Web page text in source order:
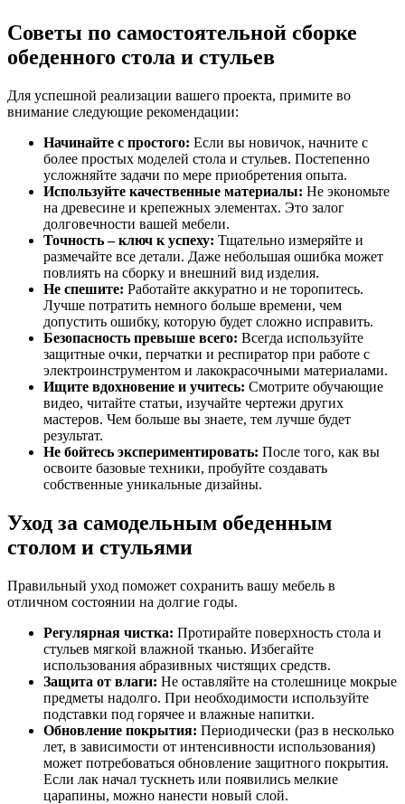
Советы по самостоятельной сборке
обеденного стола и стульев
Для успешной реализации вашего проекта, примите во
внимание следующие рекомендации:
Начинайте с простого: Если вы новичок, начните с
более простых моделей стола и стульев. Постепенно
усложняйте задачи по мере приобретения опыта.
Используйте качественные материалы: Не экономьте
на древесине и крепежных элементах. Это залог
долговечности вашей мебели.
Точность – ключ к успеху: Тщательно измеряйте и
размечайте все детали. Даже небольшая ошибка может
повлиять на сборку и внешний вид изделия.
Не спешите: Работайте аккуратно и не торопитесь.
Лучше потратить немного больше времени, чем
допустить ошибку, которую будет сложно исправить.
Безопасность превыше всего: Всегда используйте
защитные очки, перчатки и респиратор при работе с
электроинструментом и лакокрасочными материалами.
Ищите вдохновение и учитесь: Смотрите обучающие
видео, читайте статьи, изучайте чертежи других
мастеров. Чем больше вы знаете, тем лучше будет
результат.
Не бойтесь экспериментировать: После того, как вы
освоите базовые техники, пробуйте создавать
собственные уникальные дизайны.
Уход за самодельным обеденным
столом и стульями
Правильный уход поможет сохранить вашу мебель в
отличном состоянии на долгие годы.
Регулярная чистка: Протирайте поверхность стола и
стульев мягкой влажной тканью. Избегайте
использования абразивных чистящих средств.
Защита от влаги: Не оставляйте на столешнице мокрые
предметы надолго. При необходимости используйте
подставки под горячее и влажные напитки.
Обновление покрытия: Периодически (раз в несколько
лет, в зависимости от интенсивности использования)
может потребоваться обновление защитного покрытия.
Если лак начал тускнеть или появились мелкие
царапины, можно нанести новый слой.